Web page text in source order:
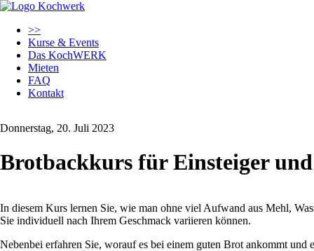
überspringen
>>
Kurse & Events
Das KochWERK
Mieten
FAQ
Kontakt
Donnerstag, 20. Juli 2023
Brotbackkurs für Einsteiger
In diesem Kurs lernen Sie, wie man ohne viel Aufwand aus Mehl,
Sie individuell nach Ihrem Geschmack variieren können.
Nebenbei erfahren Sie, worauf es bei einem guten Brot ankommt und